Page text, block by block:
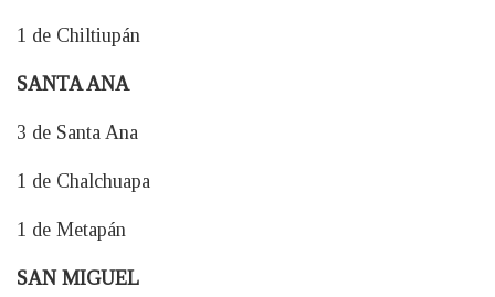
1 de Chiltiupán
SANTA ANA
3 de Santa Ana
1 de Chalchuapa
1 de Metapán
SAN MIGUEL